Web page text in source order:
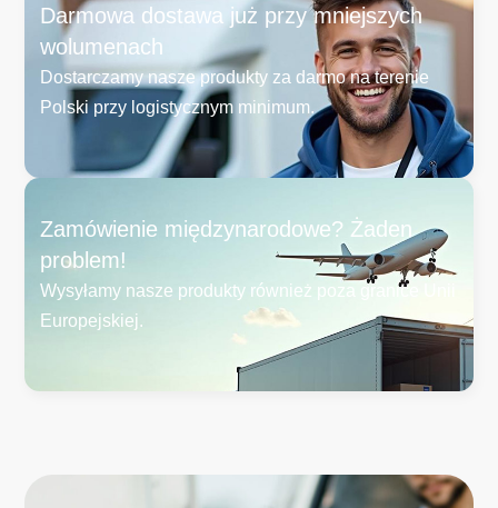
Darmowa dostawa już przy mniejszych
wolumenach
Dostarczamy nasze produkty za darmo na terenie
Polski przy logistycznym minimum.
Zamówienie międzynarodowe? Żaden
problem!
Wysyłamy nasze produkty również poza granice Unii
Europejskiej.